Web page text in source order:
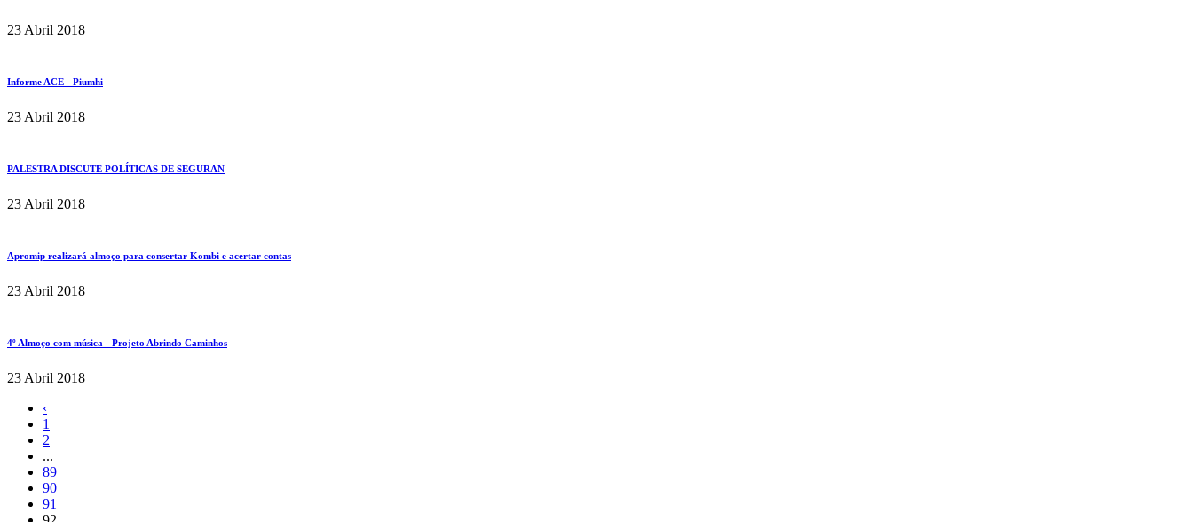
23 Abril 2018
Informe ACE - Piumhi
23 Abril 2018
PALESTRA DISCUTE POLÍTICAS DE SEGURAN
23 Abril 2018
Apromip realizará almoço para consertar Kombi e acertar contas
23 Abril 2018
4º Almoço com música - Projeto Abrindo Caminhos
23 Abril 2018
‹
1
2
...
89
90
91